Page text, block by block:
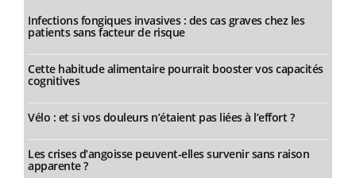
Infections fongiques invasives : des cas graves chez les
patients sans facteur de risque
Cette habitude alimentaire pourrait booster vos capacités
cognitives
Vélo : et si vos douleurs n’étaient pas liées à l’effort ?
Les crises d’angoisse peuvent-elles survenir sans raison
apparente ?